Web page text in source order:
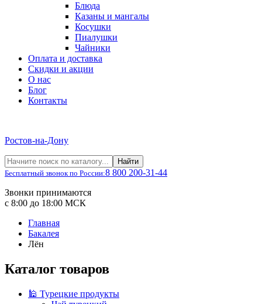
Блюда
Казаны и мангалы
Косушки
Пиалушки
Чайники
Оплата и доставка
Скидки и акции
О нас
Блог
Контакты
Ростов-на-Дону
Найти
Бесплатный звонок по России:8 800 200-31-44
Звонки принимаются
с 8:00 до 18:00 МСК
Главная
Бакалея
Лён
Каталог товаров
🕌 Турецкие продукты